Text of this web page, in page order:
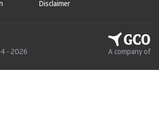
Disclaimer
- 2026 A company of